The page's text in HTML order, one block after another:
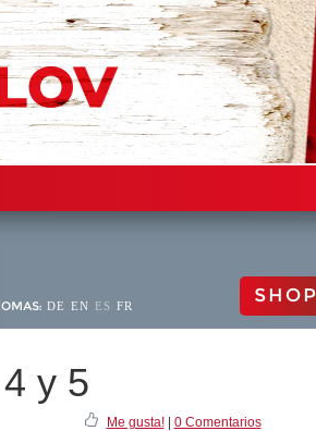
DE EN ES FR SHOP
y 5
Me gusta!| 0 Comentarios